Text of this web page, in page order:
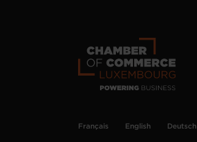
Français English Deutsch